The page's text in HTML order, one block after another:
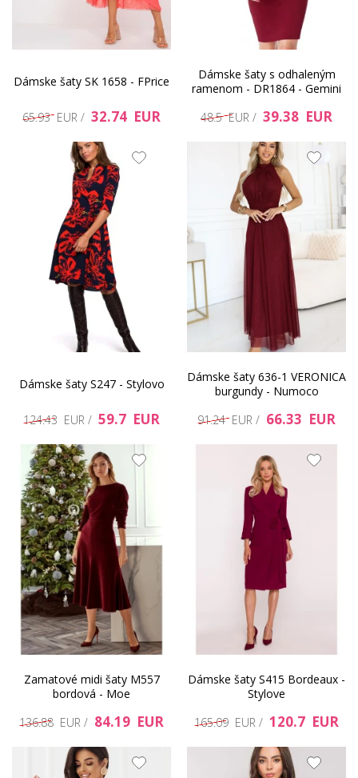
Dámske šaty SK 1658 - FPrice
65.93 EUR / 32.74 EUR
Dámske šaty s odhaleným
ramenom - DR1864 - Gemini
48.5 EUR / 39.38 EUR
Dámske šaty S247 - Stylovo
124.43 EUR / 59.7 EUR
Dámske šaty 636-1 VERONICA
burgundy - Numoco
91.24 EUR / 66.33 EUR
Zamatové midi šaty M557
bordová - Moe
136.88 EUR / 84.19 EUR
Dámske šaty S415 Bordeaux -
Stylove
165.09 EUR / 120.7 EUR